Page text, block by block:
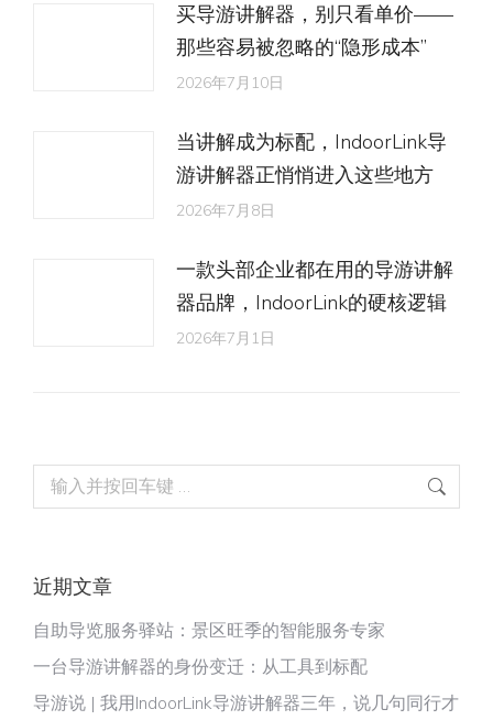
买导游讲解器，别只看单价——
那些容易被忽略的“隐形成本”
2026年7月10日
当讲解成为标配，IndoorLink导
游讲解器正悄悄进入这些地方
2026年7月8日
一款头部企业都在用的导游讲解
器品牌，IndoorLink的硬核逻辑
2026年7月1日
Search:
近期文章
自助导览服务驿站：景区旺季的智能服务专家
一台导游讲解器的身份变迁：从工具到标配
导游说 | 我用IndoorLink导游讲解器三年，说几句同行才